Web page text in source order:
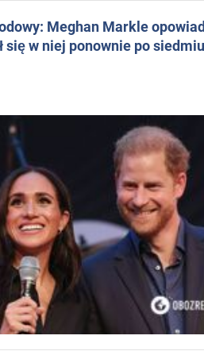
Meghan Markle
się w niej ponownie po